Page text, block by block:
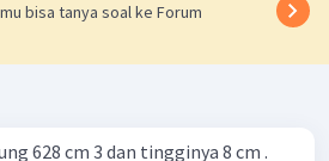
bisa tanya soal ke Forum
628 cm 3 dan tingginya 8 cm .